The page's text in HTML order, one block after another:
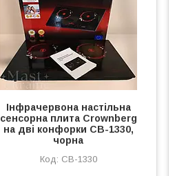
Інфрачервона настільна
сенсорна плита Crownberg
на дві конфорки CB-1330,
чорна
CB-1330